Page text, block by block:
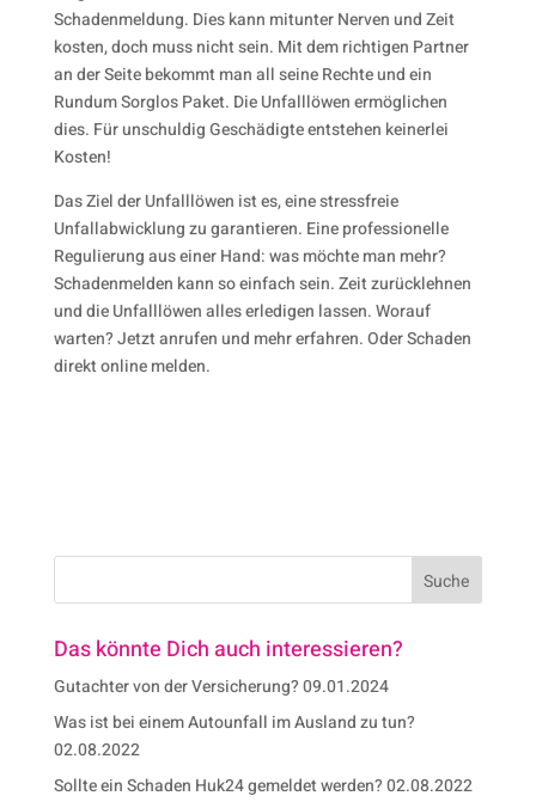
Schadenmeldung. Dies kann mitunter Nerven und Zeit
kosten, doch muss nicht sein. Mit dem richtigen Partner
an der Seite bekommt man all seine Rechte und ein
Rundum Sorglos Paket. Die Unfalllöwen ermöglichen
dies. Für unschuldig Geschädigte entstehen keinerlei
Kosten!
Das Ziel der Unfalllöwen ist es, eine stressfreie
Unfallabwicklung zu garantieren. Eine professionelle
Regulierung aus einer Hand: was möchte man mehr?
Schadenmelden kann so einfach sein. Zeit zurücklehnen
und die Unfalllöwen alles erledigen lassen. Worauf
warten? Jetzt anrufen und mehr erfahren. Oder Schaden
direkt online melden.
Das könnte Dich auch interessieren?
Gutachter von der Versicherung?09.01.2024
Was ist bei einem Autounfall im Ausland zu tun?
02.08.2022
Sollte ein Schaden Huk24 gemeldet werden?02.08.2022